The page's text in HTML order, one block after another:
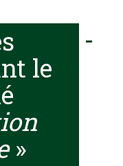
le
»